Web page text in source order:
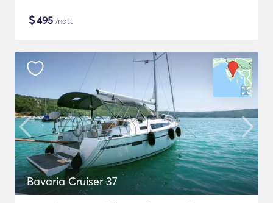
$495 /natt
Bavaria Cruiser 37